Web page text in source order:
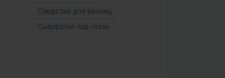
Средства для ресниц
Сыворотки под глаза